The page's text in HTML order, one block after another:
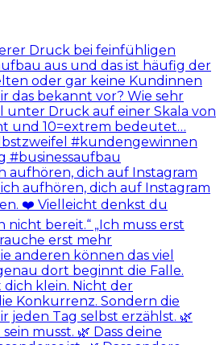
aufhören, dich auf Instagram